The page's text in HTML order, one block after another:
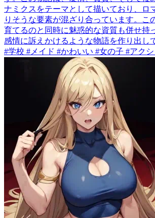
ナミクスをテーマとして描いており、ロ
りそうな要素が混ざり合っています。こ
育てるのと同時に魅惑的な資質も併せ持
感情に訴えかけるような物語を作り出し
#学校 #メイド #かわいい #女の子 #アク